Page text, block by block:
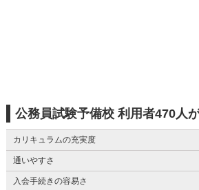
公務員試験予備校 利用者470人
カリキュラムの充実度
通いやすさ
入会手続きの容易さ